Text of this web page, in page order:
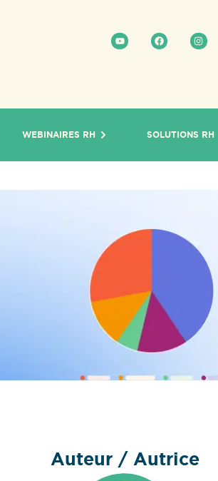
WEBINAIRES RH SOLUTIONS RH
Auteur / Autrice